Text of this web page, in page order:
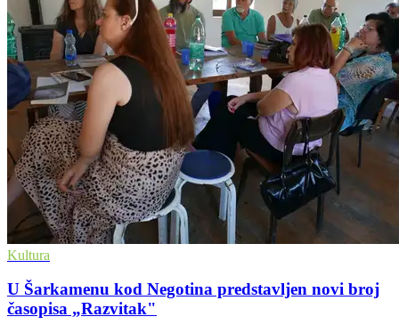
Kultura
U Šarkamenu kod Negotina predstavljen novi broj
časopisa „Razvitak"